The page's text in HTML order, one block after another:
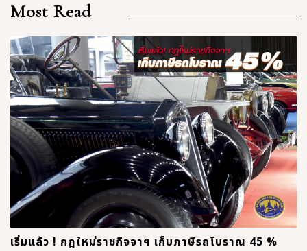
Most Read
เริ่มแล้ว ! กฎใหม่ราชกิจจาฯ เก็บภาษีรถโบราณ 45 %